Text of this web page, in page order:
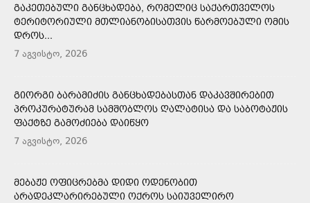
ᲒᲐᲙᲔᲗᲔᲑᲣᲚᲘ ᲒᲐᲜᲪᲮᲐᲓᲔᲑᲐ, ᲠᲝᲛᲔᲚᲘᲪ ᲡᲐᲥᲐᲠᲗᲕᲔᲚᲝᲡ
ᲢᲔᲠᲘᲢᲝᲠᲘᲣᲚᲘ ᲛᲗᲚᲘᲐᲜᲝᲑᲘᲡᲐᲗᲕᲘᲡ ᲬᲐᲠᲛᲝᲔᲑᲣᲚᲘ ᲝᲛᲘᲡ
ᲓᲠᲝᲡ...
7 აგვისტო, 2026
ᲒᲘᲝᲠᲒᲘ ᲑᲐᲠᲐᲛᲘᲫᲘᲡ ᲒᲐᲜᲪᲮᲐᲓᲔᲑᲐᲡᲗᲐᲜ ᲓᲐᲙᲐᲕᲨᲘᲠᲔᲑᲘᲗ
ᲞᲠᲝᲙᲣᲠᲐᲢᲣᲠᲐᲛ ᲡᲐᲛᲨᲝᲑᲚᲝᲡ ᲦᲐᲚᲐᲢᲘᲡᲐ ᲓᲐ ᲡᲐᲑᲝᲢᲐᲟᲘᲡ
ᲤᲐᲥᲢᲖᲔ ᲒᲐᲛᲝᲫᲘᲔᲑᲐ ᲓᲐᲘᲬᲧᲝ
7 აგვისტო, 2026
ᲛᲔᲑᲐᲟᲔ ᲝᲤᲘᲪᲠᲔᲑᲛᲐ ᲓᲘᲓᲘ ᲝᲓᲔᲜᲝᲑᲘᲗ
ᲐᲠᲐᲓᲔᲙᲚᲐᲠᲘᲠᲔᲑᲣᲚᲘ ᲝᲥᲠᲝᲡ ᲡᲐᲘᲣᲕᲔᲚᲘᲠᲝ